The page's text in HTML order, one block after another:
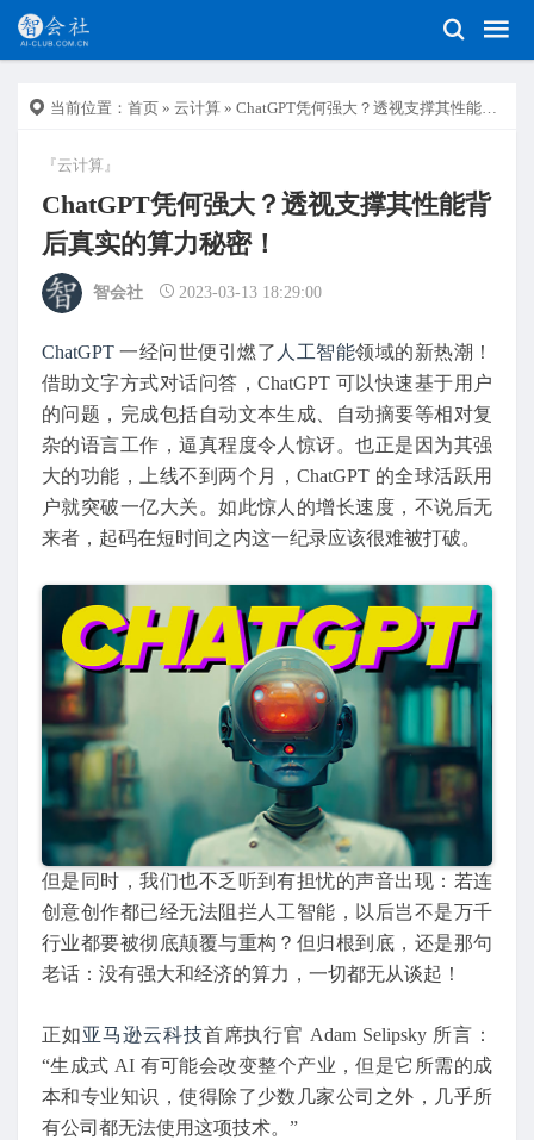
当前位置： 首页 » 云计算 » ChatGPT凭何强大？透视支撑其性能背后真实的算力秘密！
『云计算』
ChatGPT凭何强大？透视支撑其性能背
后真实的算力秘密！
智会社 2023-03-13 18:29:00
ChatGPT 一经问世便引燃了 人工智能领域的新热潮！
借助文字方式对话问答，ChatGPT 可以快速基于用户
的问题，完成包括自动文本生成、自动摘要等相对复
杂的语言工作，逼真程度令人惊讶。也正是因为其强
大的功能，上线不到两个月，ChatGPT 的全球活跃用
户就突破一亿大关。如此惊人的增长速度，不说后无
来者，起码在短时间之内这一纪录应该很难被打破。
但是同时，我们也不乏听到有担忧的声音出现：若连
创意创作都已经无法阻拦人工智能，以后岂不是万千
行业都要被彻底颠覆与重构？但归根到底，还是那句
老话：没有强大和经济的算力，一切都无从谈起！
正如亚马逊云科技首席执行官 Adam Selipsky 所言：
“生成式 AI 有可能会改变整个产业，但是它所需的成
本和专业知识，使得除了少数几家公司之外，几乎所
有公司都无法使用这项技术。”